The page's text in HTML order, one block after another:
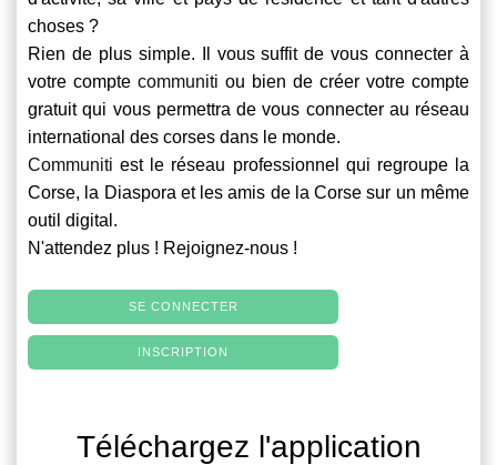
choses ?
Rien de plus simple. Il vous suffit de vous connecter à
votre compte communiti ou bien de créer votre compte
gratuit qui vous permettra de vous connecter au réseau
international des corses dans le monde.
Communiti est le réseau professionnel qui regroupe la
Corse, la Diaspora et les amis de la Corse sur un même
outil digital.
N'attendez plus ! Rejoignez-nous !
SE CONNECTER
INSCRIPTION
Téléchargez l'application